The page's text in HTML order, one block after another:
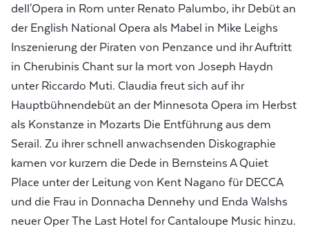
dell'Opera in Rom unter Renato Palumbo, ihr Debüt an
der English National Opera als Mabel in Mike Leighs
Inszenierung der Piraten von Penzance und ihr Auftritt
in Cherubinis Chant sur la mort von Joseph Haydn
unter Riccardo Muti. Claudia freut sich auf ihr
Hauptbühnendebüt an der Minnesota Opera im Herbst
als Konstanze in Mozarts Die Entführung aus dem
Serail. Zu ihrer schnell anwachsenden Diskographie
kamen vor kurzem die Dede in Bernsteins A Quiet
Place unter der Leitung von Kent Nagano für DECCA
und die Frau in Donnacha Dennehy und Enda Walshs
neuer Oper The Last Hotel for Cantaloupe Music hinzu.